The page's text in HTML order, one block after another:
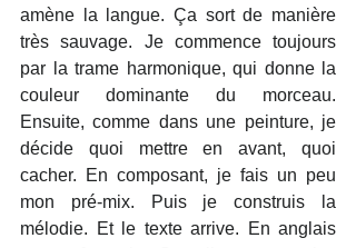
amène la langue. Ça sort de manière
très sauvage. Je commence toujours
par la trame harmonique, qui donne la
couleur dominante du morceau.
Ensuite, comme dans une peinture, je
décide quoi mettre en avant, quoi
cacher. En composant, je fais un peu
mon pré-mix. Puis je construis la
mélodie. Et le texte arrive. En anglais